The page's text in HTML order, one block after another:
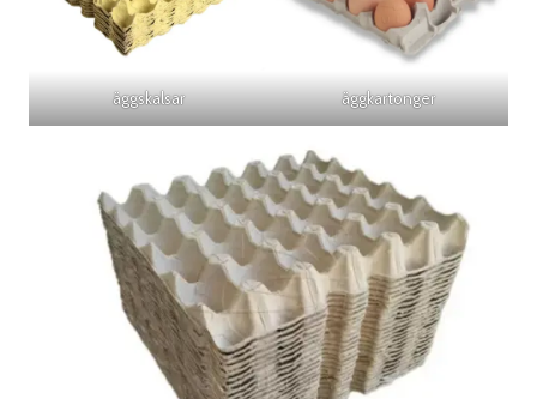
äggskalsar äggkartonger